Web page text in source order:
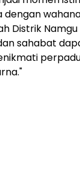
Distrik
sahabat